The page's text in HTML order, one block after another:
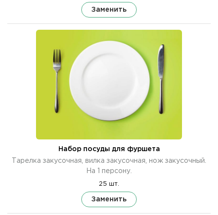
Заменить
Набор посуды для фуршета
Тарелка закусочная, вилка закусочная, нож закусочный.
На 1 персону.
25 шт.
Заменить